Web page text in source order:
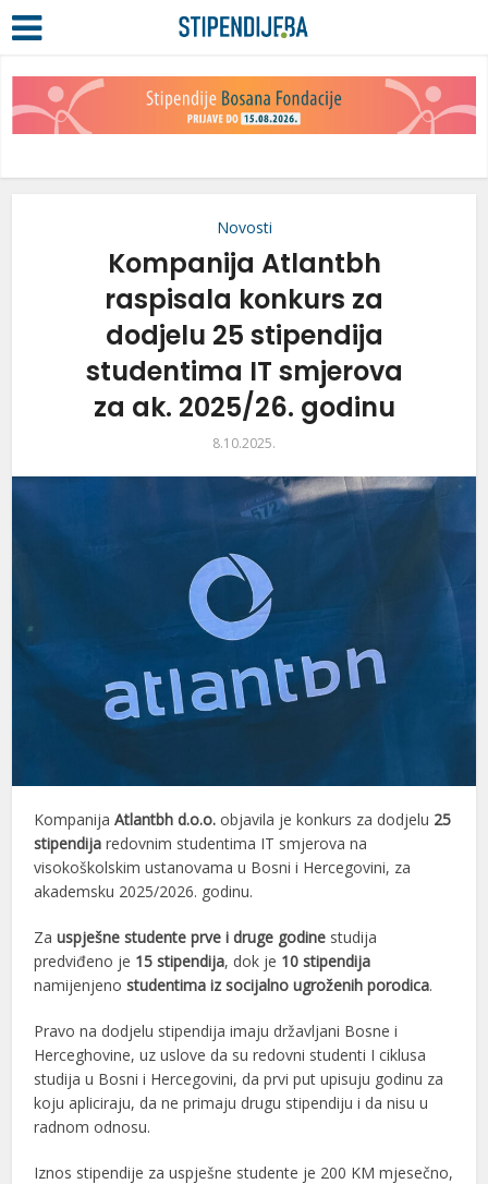
Novosti
Kompanija Atlantbh
raspisala konkurs za
dodjelu 25 stipendija
studentima IT smjerova
za ak. 2025/26. godinu
8.10.2025.
KompanijaAtlantbh d.o.o. objavila je konkurs za dodjelu 25
stipendija redovnim studentima IT smjerova na
visokoškolskim ustanovama u Bosni i Hercegovini, za
akademsku 2025/2026. godinu.
Zauspješne studente prve i druge godine studija
predviđeno je 15 stipendija, dok je 10 stipendija
namijenjenostudentima iz socijalno ugroženih porodica.
Pravo na dodjelu stipendija imaju državljani Bosne i
Herceghovine, uz uslove da su redovni studenti I ciklusa
studija u Bosni i Hercegovini, da prvi put upisuju godinu za
koju apliciraju, da ne primaju drugu stipendiju i da nisu u
radnom odnosu.
Iznos stipendije za uspješne studente je 200 KM mjesečno,